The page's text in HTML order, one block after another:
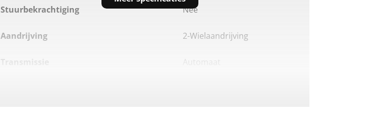
Stuurbekrachtiging Nee
Aandrijving 2-Wielaandrijving
Transmissie